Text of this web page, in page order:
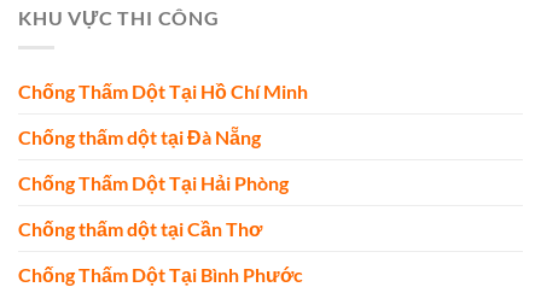
KHU VỰC THI CÔNG
Chống Thấm Dột Tại Hồ Chí Minh
Chống thấm dột tại Đà Nẵng
Chống Thấm Dột Tại Hải Phòng
Chống thấm dột tại Cần Thơ
Chống Thấm Dột Tại Bình Phước